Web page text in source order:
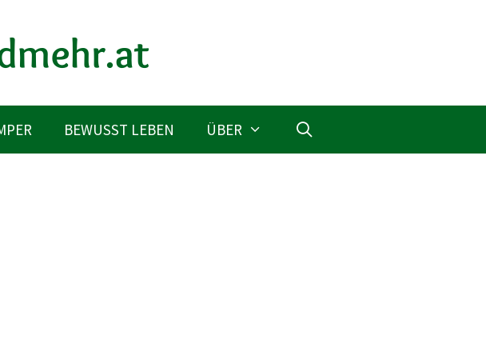
BEWUSST LEBEN ÜBER